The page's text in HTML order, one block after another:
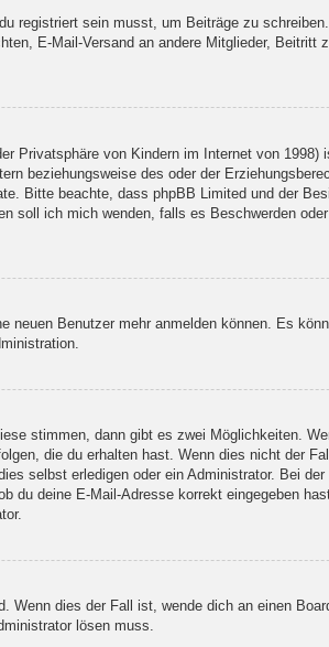
registriert sein musst, um Beiträge zu
E-Mail-Versand an andere Mitglieder, Beitritt
Privatsphäre von Kindern im Internet von
beziehungsweise des oder der
Bitte beachte, dass phpBB Limited und der
ich mich wenden, falls es Beschwerden
Benutzer mehr anmelden können. Es
stimmen, dann gibt es zwei Möglichkeiten.
die du erhalten hast. Wenn dies nicht der
selbst erledigen oder ein Administrator. Bei
deine E-Mail-Adresse korrekt eingegeben
dies der Fall ist, wende dich an einen
lösen muss.